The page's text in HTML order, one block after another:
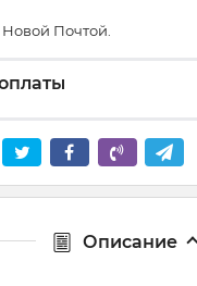
Почтой.
Описание